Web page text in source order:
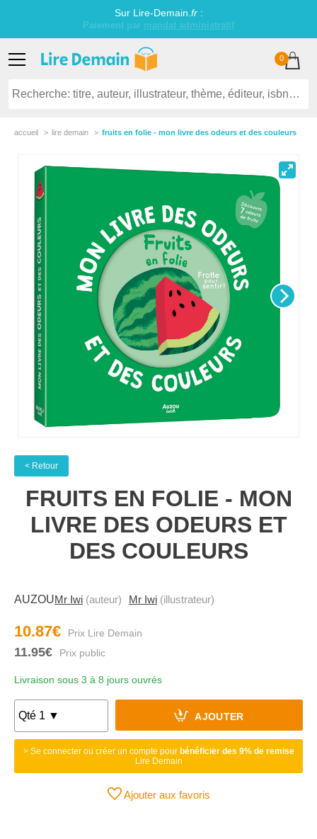
Sur Lire-Demain. fr:
0
accueil lire demain fruits en folie - mon livre des odeurs et des couleurs
< Retour
FRUITS EN FOLIE - MON
LIVRE DES ODEURS ET
DES COULEURS
AUZOUMr Iwi (auteur) Mr Iwi (illustrateur)
10.87€
11.95€
Livraison sous 3 à 8 jours ouvrés
AJOUTER
> Se connecter ou créer un compte pour bénéficier des 9% de remise
Lire Demain
Ajouter aux favoris